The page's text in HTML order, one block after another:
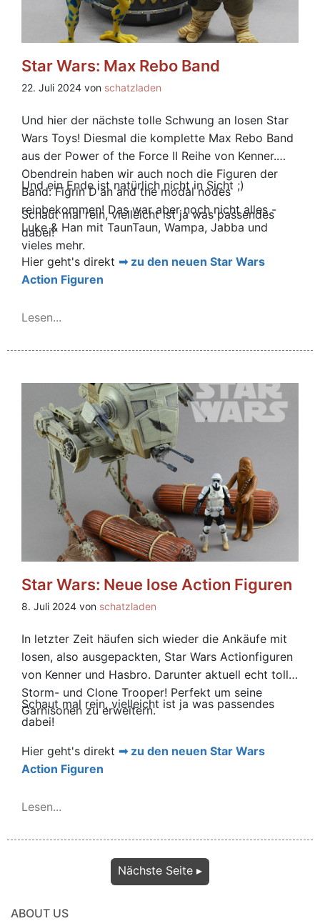
Star Wars: Max Rebo Band
22. Juli 2024 von schatzladen
Und hier der nächste tolle Schwung an losen Star
Wars Toys! Diesmal die komplette Max Rebo Band
aus der Power of the Force II Reihe von Kenner.
Obendrein haben wir auch noch die Figuren der
Band: Figrin D'an and the modal nodes
reinbekommen! Das war aber noch nicht alles -
Luke & Han mit TaunTaun, Wampa, Jabba und
vieles mehr.
Und ein Ende ist natürlich nicht in Sicht ;)
Schaut mal rein, vielleicht ist ja was passendes
dabei!
Hier geht's direkt
zu den neuen Star Wars
Action Figuren
Lesen...
Star Wars: Neue lose Action Figuren
8. Juli 2024 von schatzladen
In letzter Zeit häufen sich wieder die Ankäufe mit
losen, also ausgepackten, Star Wars Actionfiguren
von Kenner und Hasbro. Darunter aktuell echt tolle
Storm- und Clone Trooper! Perfekt um seine
Garnisonen zu erweitern.
Schaut mal rein, vielleicht ist ja was passendes
dabei!
Hier geht's direkt
zu den neuen Star Wars
Action Figuren
Lesen...
Nächste Seite ▸
ABOUT US